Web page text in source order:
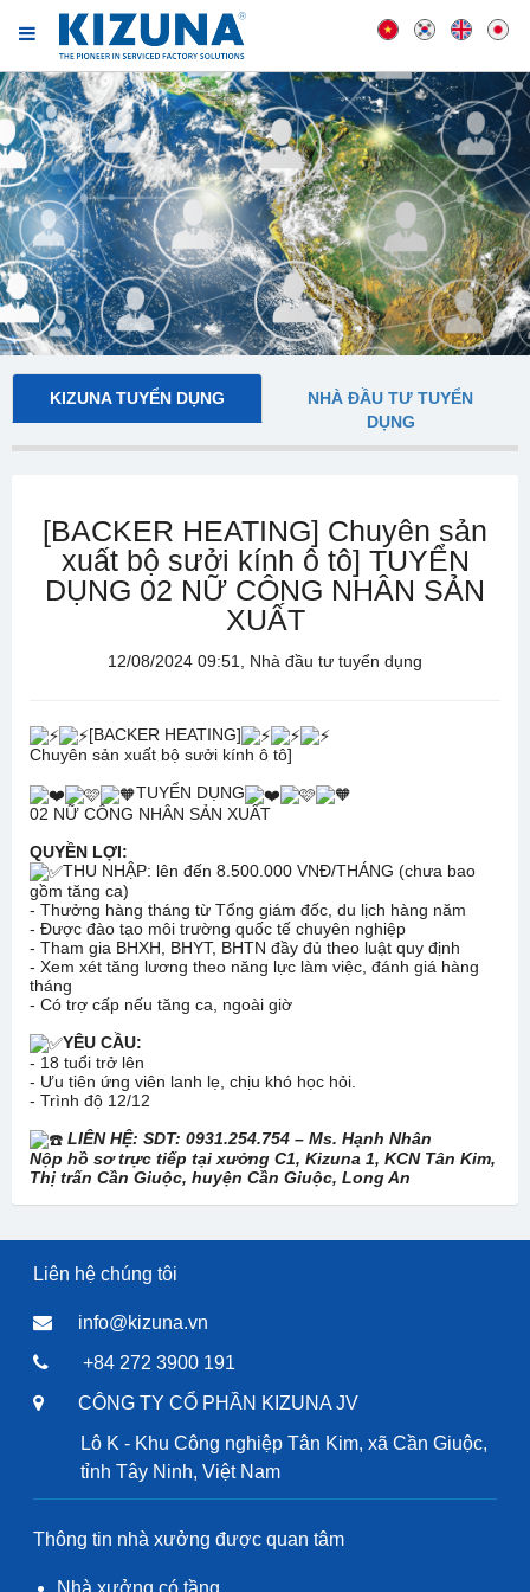
KIZUNA TUYỂN DỤNG
NHÀ ĐẦU TƯ TUYỂN
DỤNG
[BACKER HEATING] Chuyên sản
xuất bộ sưởi kính ô tô] TUYỂN
DỤNG 02 NỮ CÔNG NHÂN SẢN
XUẤT
12/08/2024 09:51, Nhà đầu tư tuyển dụng
[BACKER HEATING]
Chuyên sản xuất bộ sưởi kính ô tô]
TUYỂN DỤNG
02 NỮ CÔNG NHÂN SẢN XUẤT
QUYỀN LỢI:
THU NHẬP: lên đến 8.500.000 VNĐ/THÁNG (chưa bao
gồm tăng ca)
- Thưởng hàng tháng từ Tổng giám đốc, du lịch hàng năm
- Được đào tạo môi trường quốc tế chuyên nghiệp
- Tham gia BHXH, BHYT, BHTN đầy đủ theo luật quy định
- Xem xét tăng lương theo năng lực làm việc, đánh giá hàng
tháng
- Có trợ cấp nếu tăng ca, ngoài giờ
YÊU CẦU:
- 18 tuổi trở lên
- Ưu tiên ứng viên lanh lẹ, chịu khó học hỏi.
- Trình độ 12/12
LIÊN HỆ: SDT: 0931.254.754 – Ms. Hạnh Nhân
Nộp hồ sơ trực tiếp tại xưởng C1, Kizuna 1, KCN Tân Kim,
Thị trấn Cần Giuộc, huyện Cần Giuộc, Long An
Liên hệ chúng tôi
info@kizuna.vn
+84 272 3900 191
CÔNG TY CỔ PHẦN KIZUNA JV
Lô K - Khu Công nghiệp Tân Kim, xã Cần Giuộc,
tỉnh Tây Ninh, Việt Nam
Thông tin nhà xưởng được quan tâm